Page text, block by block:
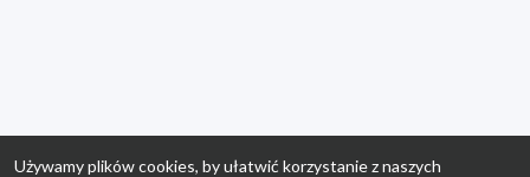
Używamy plików cookies, by ułatwić korzystanie z naszych